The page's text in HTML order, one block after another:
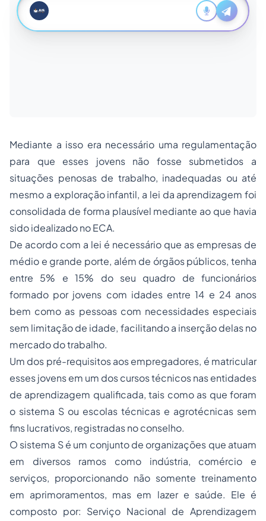
Mediante a isso era necessário uma regulamentação
para que esses jovens não fosse submetidos a
situações penosas de trabalho, inadequadas ou até
mesmo a exploração infantil, a lei da aprendizagem foi
consolidada de forma plausível mediante ao que havia
sido idealizado no ECA.
De acordo com a lei é necessário que as empresas de
médio e grande porte, além de órgãos públicos, tenha
entre 5% e 15% do seu quadro de funcionários
formado por jovens com idades entre 14 e 24 anos
bem como as pessoas com necessidades especiais
sem limitação de idade, facilitando a inserção delas no
mercado do trabalho.
Um dos pré-requisitos aos empregadores, é matricular
esses jovens em um dos cursos técnicos nas entidades
de aprendizagem qualificada, tais como as que foram
o sistema S ou escolas técnicas e agrotécnicas sem
fins lucrativos, registradas no conselho.
O sistema S é um conjunto de organizações que atuam
em diversos ramos como indústria, comércio e
serviços, proporcionando não somente treinamento
em aprimoramentos, mas em lazer e saúde. Ele é
composto por: Serviço Nacional de Aprendizagem